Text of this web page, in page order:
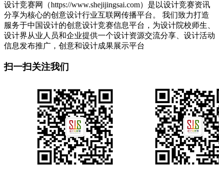
设计竞赛网（https://www.shejijingsai.com）是以设计竞赛资讯
分享为核心的创意设计行业互联网传播平台。 我们致力打造
服务于中国设计的创意设计竞赛信息平台，为设计院校师生、
设计界从业人员和企业提供一个设计资源交流分享、设计活动
信息发布推广，创意和设计成果展示平台
扫一扫关注我们